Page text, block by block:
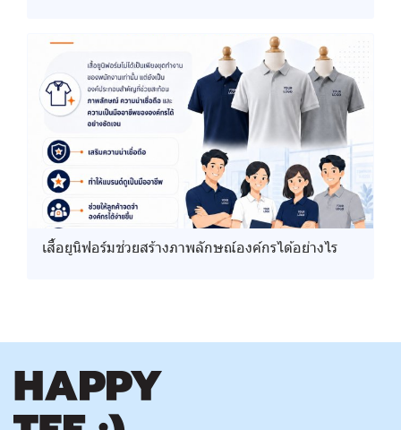
เสื้อยูนิฟอร์มช่วยสร้างภาพลักษณ์องค์กรได้อย่างไร